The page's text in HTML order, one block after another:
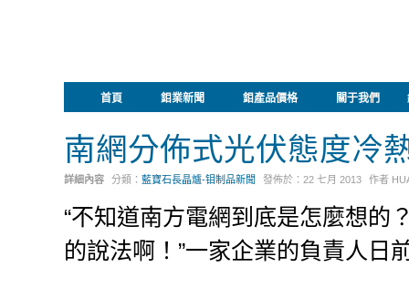
首頁 鉬業新聞 鉬產品價格 關于我們
南網分佈式光伏態度冷
詳細內容 分類： 藍寶石長晶爐-钼制品新聞 發佈於： 22 七月 2013 作者
“不知道南方電網到底是怎麼想的
的說法啊！”一家企業的負責人日